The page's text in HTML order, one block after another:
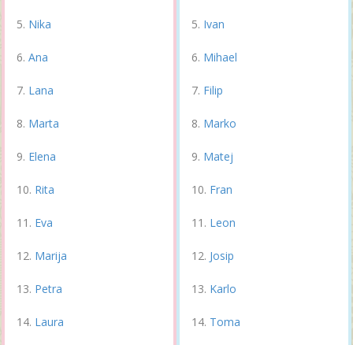
Nika
Ana
Lana
Marta
Elena
Rita
Eva
Marija
Petra
Laura
Ivan
Mihael
Filip
Marko
Matej
Fran
Leon
Josip
Karlo
Toma